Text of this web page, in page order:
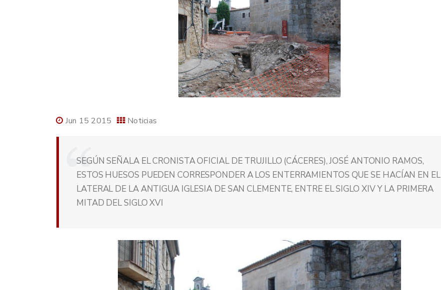
Jun 15 2015 Noticias
SEGÚN SEÑALA EL CRONISTA OFICIAL DE TRUJILLO (CÁCERES), JOSÉ ANTONIO RAMOS,
ESTOS HUESOS PUEDEN CORRESPONDER A LOS ENTERRAMIENTOS QUE SE HACÍAN EN EL
LATERAL DE LA ANTIGUA IGLESIA DE SAN CLEMENTE, ENTRE EL SIGLO XIV Y LA PRIMERA
MITAD DEL SIGLO XVI